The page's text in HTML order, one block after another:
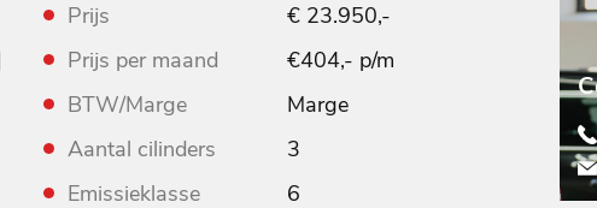
Prijs
€ 23.950,-
Prijs per maand
€404,- p/m
BTW/Marge
Marge
Aantal cilinders
3
Emissieklasse
6